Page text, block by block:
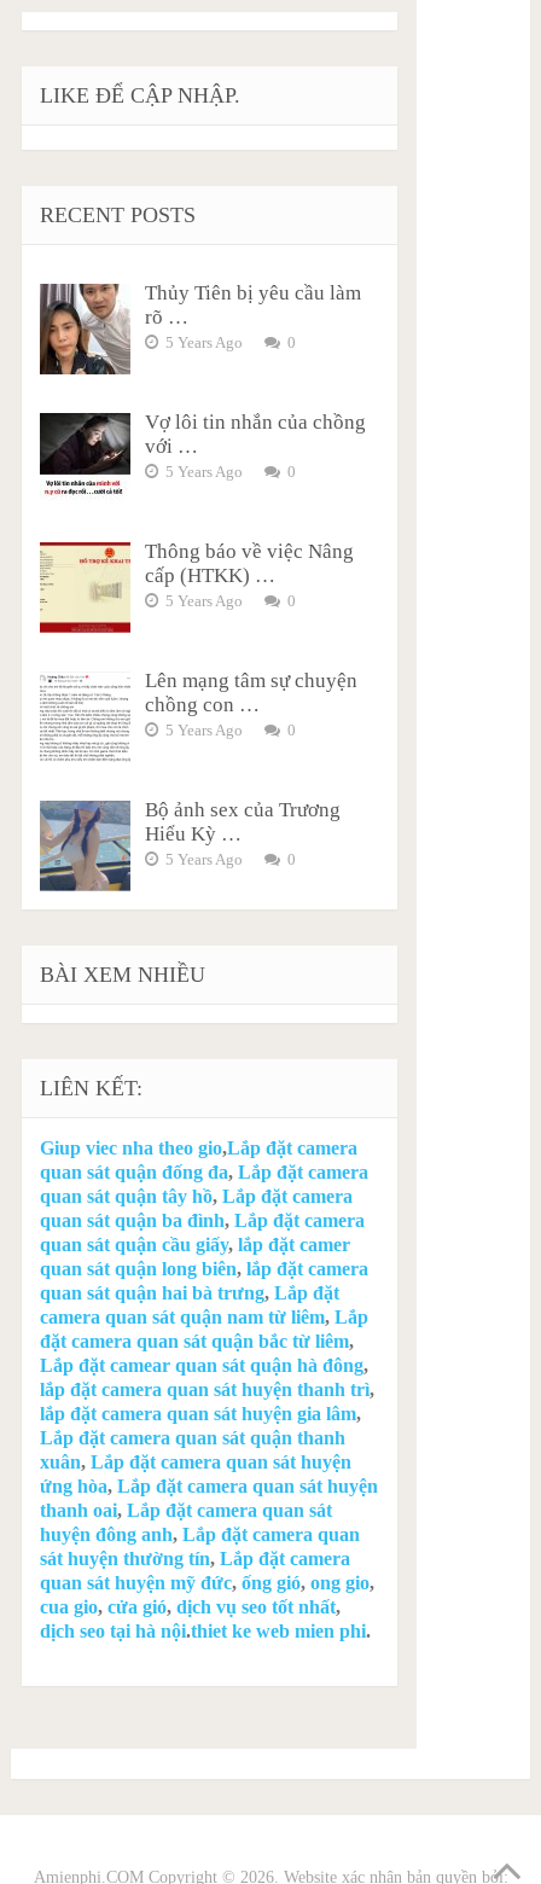
LIKE ĐỂ CẬP NHẬP.
RECENT POSTS
Thủy Tiên bị yêu cầu làm
rõ …
5 Years Ago 0
Vợ lôi tin nhắn của chồng
với …
5 Years Ago 0
Thông báo về việc Nâng
cấp (HTKK) …
5 Years Ago 0
Lên mạng tâm sự chuyện
chồng con …
5 Years Ago 0
Bộ ảnh sex của Trương
Hiểu Kỳ …
5 Years Ago 0
BÀI XEM NHIỀU
LIÊN KẾT:
Giup viec nha theo gio,Lắp đặt camera
quan sát quận đống đa, Lắp đặt camera
quan sát quận tây hồ, Lắp đặt camera
quan sát quận ba đình, Lắp đặt camera
quan sát quận cầu giấy, lắp đặt camer
quan sát quận long biên, lắp đặt camera
quan sát quận hai bà trưng, Lắp đặt
camera quan sát quận nam từ liêm, Lắp
đặt camera quan sát quận bắc từ liêm,
Lắp đặt camear quan sát quận hà đông,
lắp đặt camera quan sát huyện thanh trì,
lắp đặt camera quan sát huyện gia lâm,
Lắp đặt camera quan sát quận thanh
xuân, Lắp đặt camera quan sát huyện
ứng hòa, Lắp đặt camera quan sát huyện
thanh oai, Lắp đặt camera quan sát
huyện đông anh, Lắp đặt camera quan
sát huyện thường tín, Lắp đặt camera
quan sát huyện mỹ đức, ống gió, ong gio,
cua gio, cửa gió, dịch vụ seo tốt nhất,
dịch seo tại hà nội.thiet ke web mien phi.
Amienphi.COMCopyright © 2026. Website xác nhận bản quyền bởi: